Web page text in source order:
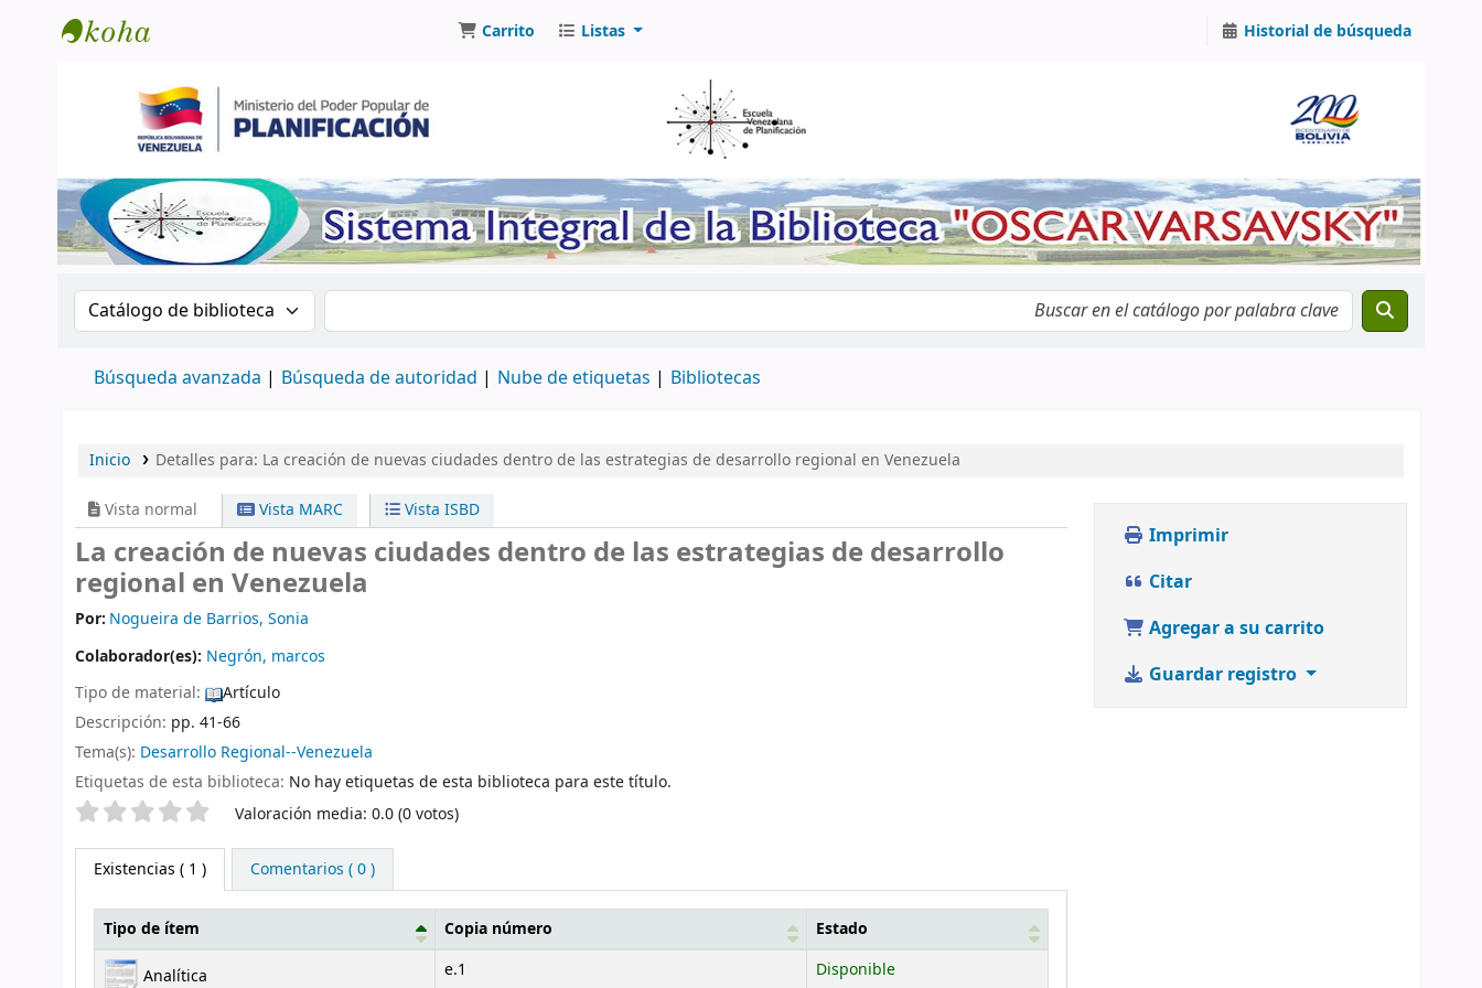
Carrito Listas Historial de búsqueda
Buscar en el catálogo por:Buscar en el catálogo por palabra clave
Búsqueda avanzada Búsqueda de autoridad Nube de etiquetas Bibliotecas
Inicio Detalles para: La creación de nuevas ciudades dentro de las estrategias de desarrollo regional en Venezuela
Vista normal Vista MARC Vista ISBD
La creación de nuevas ciudades dentro de las estrategias de desarrollo
regional en Venezuela
Por: Nogueira de Barrios, Sonia
Colaborador(es): Negrón, marcos
Tipo de material:
Artículo
Descripción: pp. 41-66
Tema(s): Desarrollo Regional--Venezuela
Etiquetas de esta biblioteca: No hay etiquetas de esta biblioteca para este título.
Valoración Valoración media: 0.0 (0 votos)
Existencias ( 1 ) Comentarios ( 0 )
Existencias
Tipo de ítem Copia número Estado
Analítica e.1 Disponible
Imprimir
Citar
Agregar a su carrito
Guardar registro